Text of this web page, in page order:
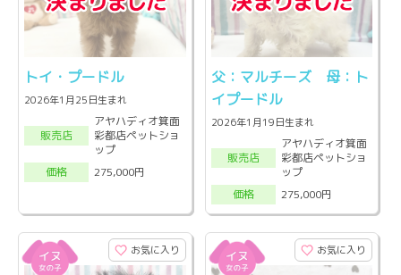
トイ・プードル
2026年1月25日生まれ
販売店
アヤハディオ箕面
彩都店ペットショ
ップ
価格
275,000円
父：マルチーズ 母：ト
イプードル
2026年1月19日生まれ
販売店
アヤハディオ箕面
彩都店ペットショ
ップ
価格
275,000円
お気に入り お気に入り